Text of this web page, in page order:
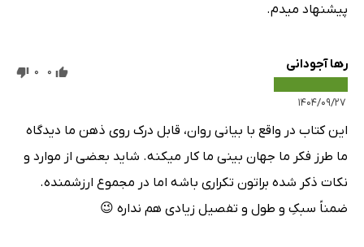
پیشنهاد میدم.
رها آجودانی
۱۴۰۴/۰۹/۲۷
0
0
این کتاب در واقع با بیانی روان، قابل درک روی ذهن ما دیدگاه
ما طرز فکر ما جهان بینی ما کار میکنه. شاید بعضی از موارد و
نکات ذکر شده براتون تکراری باشه اما در مجموع ارزشمنده.
ضمناً سبکِ و طول و تفصیل زیادی هم نداره 😉